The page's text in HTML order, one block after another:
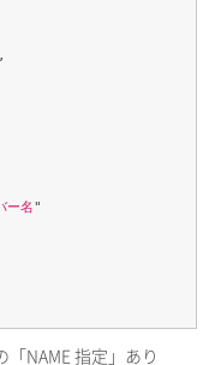
ー名"
NAME 指定」あり